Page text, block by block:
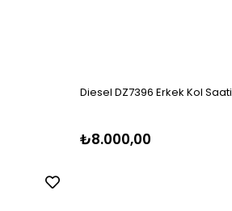
Diesel DZ7396 Erkek Kol Saati
₺8.000,00